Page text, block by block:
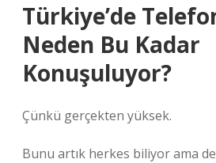
Türkiye’de
Neden Bu Kadar
Konuşuluyor?
Çünkü gerçekten yüksek.
Bunu artık herkes biliyor ama